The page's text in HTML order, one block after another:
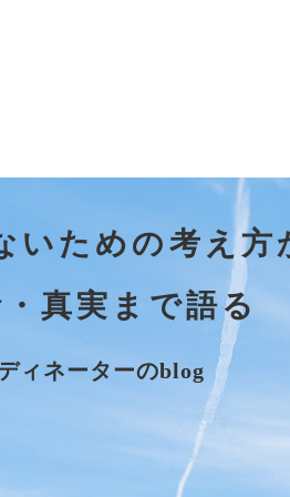
いための考え方
真実まで語る
ィネーターのblog